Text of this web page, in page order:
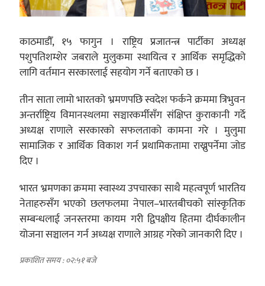
काठमाडौँ, १५ फागुन । राष्ट्रिय प्रजातन्त्र पार्टीका अध्यक्ष
पशुपतिशम्शेर जबराले मुलुकमा स्थायित्व र आर्थिक समृद्धिको
लागि वर्तमान सरकारलाई सहयोग गर्ने बताएको छ ।
तीन साता लामो भारतको भ्रमणपछि स्वदेश फर्कने क्रममा त्रिभुवन
अन्तर्राष्ट्रिय विमानस्थलमा सञ्चारकर्मीसँग संक्षिप्त कुराकानी गर्दे
अध्यक्ष राणाले सरकारको सफलताको कामना गरे । मुलुमा
सामाजिक र आर्थिक विकाश गर्न प्रथामिकतामा राख्नुपर्नेमा जोड
दिए ।
भारत भ्रमणका क्रममा स्वास्थ्य उपचारका साथै महत्वपूर्ण भारतिय
नेताहरुसँग भएको छलफलमा नेपाल–भारतबीचको सांस्कृतिक
सम्बन्धलाई जनस्तरमा कायम गरी द्विपक्षीय हितमा दीर्घकालीन
योजना सञ्चालन गर्न अध्यक्ष राणाले आग्रह गरेको जानकारी दिए ।
प्रकाशित समय : ०२:५१ बजे